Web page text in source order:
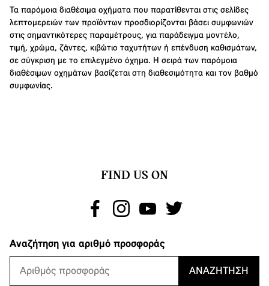
Τα παρόμοια διαθέσιμα οχήματα που παρατίθενται στις σελίδες
λεπτομερειών των προϊόντων προσδιορίζονται βάσει συμφωνιών
στις σημαντικότερες παραμέτρους, για παράδειγμα μοντέλο,
τιμή, χρώμα, ζάντες, κιβώτιο ταχυτήτων ή επένδυση καθισμάτων,
σε σύγκριση με το επιλεγμένο όχημα. Η σειρά των παρόμοια
διαθέσιμων οχημάτων βασίζεται στη διαθεσιμότητα και τον βαθμό
συμφωνίας.
FIND US ON
Αναζήτηση για αριθμό προσφοράς
ΑΝΑΖΉΤΗΣΗ